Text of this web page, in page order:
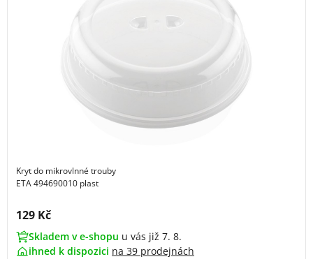
Kryt do mikrovlnné trouby
ETA 494690010 plast
Cena s DPH:
129 Kč
Skladem v e-shopu u vás již 7. 8.
ihned k dispozici na 39 prodejnách